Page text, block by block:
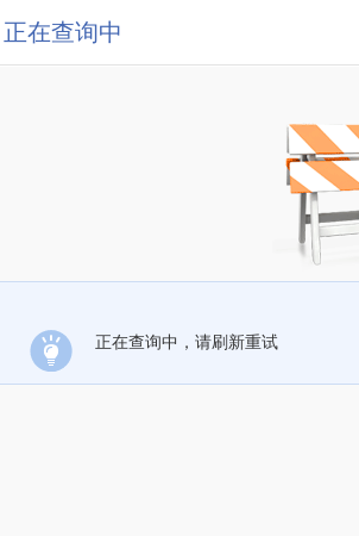
正在查询中
正在查询中，请刷新重试